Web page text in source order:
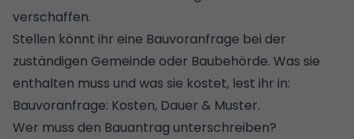
verschaffen.
Stellen könnt ihr eine Bauvoranfrage bei der
zuständigen Gemeinde oder Baubehörde. Was sie
enthalten muss und was sie kostet, lest ihr in:
Bauvoranfrage: Kosten, Dauer & Muster.
Wer muss den Bauantrag unterschreiben?